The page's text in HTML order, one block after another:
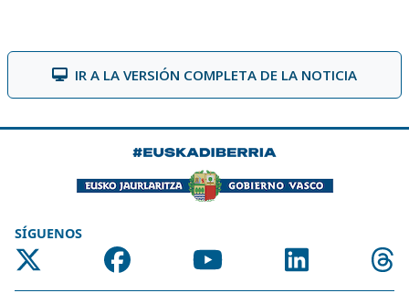
IR A LA VERSIÓN COMPLETA DE LA NOTICIA
SÍGUENOS